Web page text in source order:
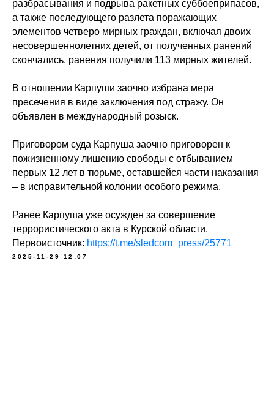
разбрасывания и подрыва ракетных суббоеприпасов,
а также последующего разлета поражающих
элементов четверо мирных граждан, включая двоих
несовершеннолетних детей, от полученных ранений
скончались, ранения получили 113 мирных жителей.
В отношении Карпуши заочно избрана мера
пресечения в виде заключения под стражу. Он
объявлен в международный розыск.
Приговором суда Карпуша заочно приговорен к
пожизненному лишению свободы с отбыванием
первых 12 лет в тюрьме, оставшейся части наказания
– в исправительной колонии особого режима.
Ранее Карпуша уже осужден за совершение
террористического акта в Курской области.
Первоисточник: https://t.me/sledcom_press/25771
2025-11-29 12:07